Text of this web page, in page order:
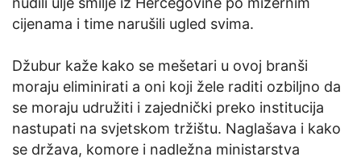
cijenama i time narušili ugled svima.
Džubur kaže kako se mešetari u ovoj branši
moraju eliminirati a oni koji žele raditi ozbiljno da
se moraju udružiti i zajednički preko institucija
nastupati na svjetskom tržištu. Naglašava i kako
se država, komore i nadležna ministarstva